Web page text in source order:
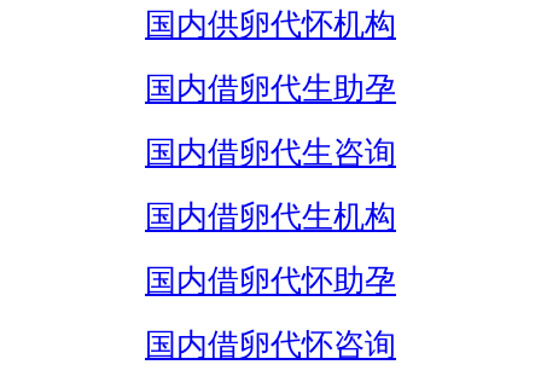
国内供卵代怀机构
国内借卵代生助孕
国内借卵代生咨询
国内借卵代生机构
国内借卵代怀助孕
国内借卵代怀咨询